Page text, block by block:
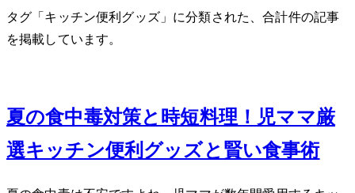
タグ「キッチン便利グッズ」に分類された、合計 2 件の記事
を掲載しています。
夏の食中毒対策と時短料理！2児ママ厳
選キッチン便利グッズと賢い食事術